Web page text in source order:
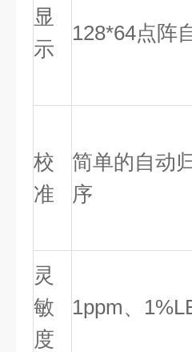
显
示
128*64点阵
校
准
简单的自动
序
灵
敏
度
1ppm、